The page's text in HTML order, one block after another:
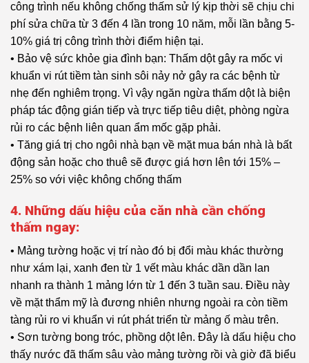
công trình nếu không chống thấm sử lý kịp thời sẽ chịu chi
phí sửa chữa từ 3 đến 4 lần trong 10 năm, mỗi lần bằng 5-
10% giá trị công trình thời điểm hiện tại.
• Bảo vệ sức khỏe gia đình bạn: Thấm dột gây ra mốc vi
khuẩn vi rút tiềm tàn sinh sôi nảy nở gây ra các bệnh từ
nhẹ đến nghiêm trọng. Vì vậy ngăn ngừa thấm dột là biện
pháp tác động gián tiếp và trực tiếp tiêu diệt, phòng ngừa
rủi ro các bệnh liên quan ẩm mốc gặp phải.
• Tăng giá trị cho ngôi nhà bạn về mặt mua bán nhà là bất
động sản hoặc cho thuê sẽ được giá hơn lên tới 15% –
25% so với việc không chống thấm
4. Những dấu hiệu của căn nhà cần chống
thấm ngay:
• Mảng tường hoặc vị trí nào đó bị đổi màu khác thường
như xám lại, xanh đen từ 1 vết màu khác dần dần lan
nhanh ra thành 1 mảng lớn từ 1 đến 3 tuần sau. Điều này
về mặt thẩm mỹ là đương nhiên nhưng ngoài ra còn tiềm
tàng rủi ro vi khuẩn vi rút phát triển từ mảng ố màu trên.
• Sơn tường bong tróc, phồng dột lên. Đây là dấu hiệu cho
thấy nước đã thấm sâu vào mảng tường rồi và giờ đã biểu